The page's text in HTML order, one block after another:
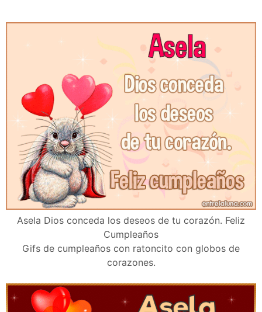
Asela Dios conceda los deseos de tu corazón. Feliz
Cumpleaños
Gifs de cumpleaños con ratoncito con globos de
corazones.